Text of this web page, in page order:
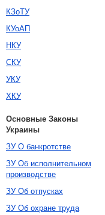
КЗоТУ
КУоАП
НКУ
СКУ
УКУ
ХКУ
Основные Законы
Украины
ЗУ О банкротстве
ЗУ Об исполнительном
производстве
ЗУ Об отпусках
ЗУ Об охране труда